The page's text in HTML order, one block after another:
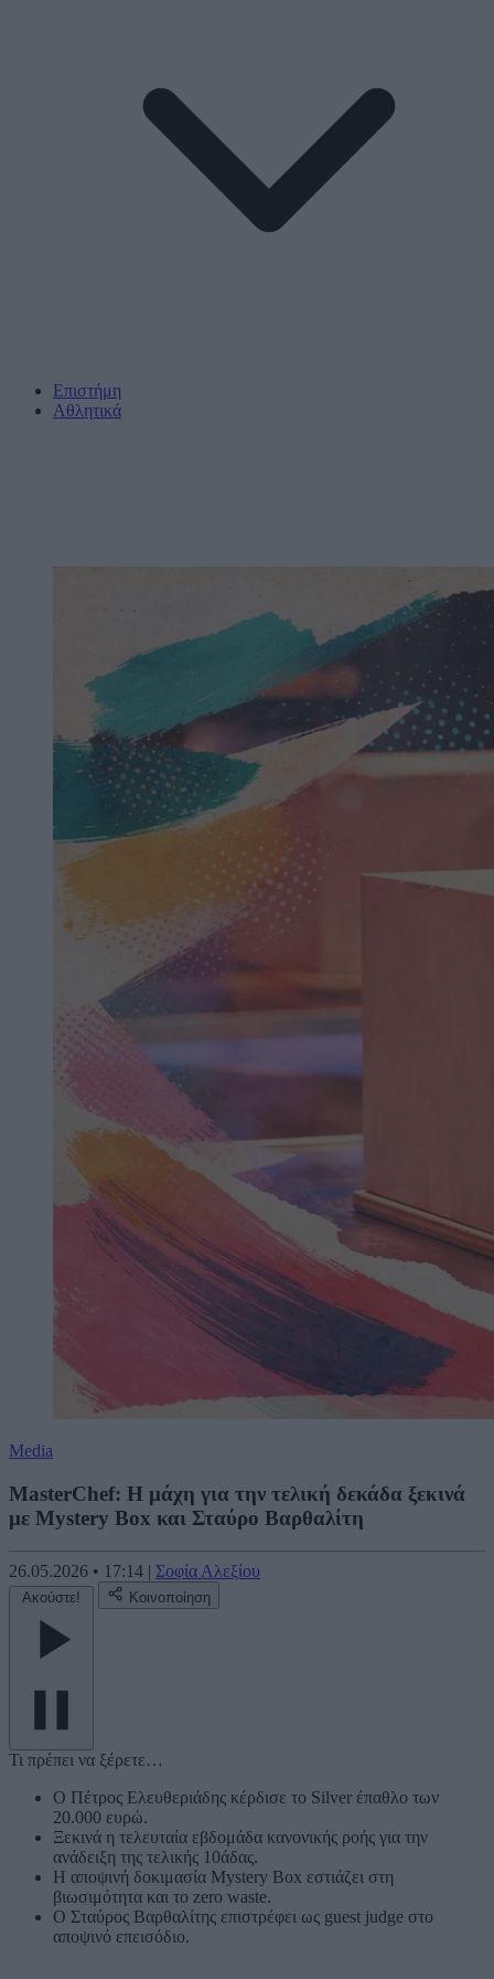
Επιστήμη
Αθλητικά
Media
MasterChef: Η μάχη για την τελική δεκάδα ξεκινά
με Mystery Box και Σταύρο Βαρθαλίτη
26.05.2026 • 17:14 | Σοφία Αλεξίου
Ακούστε! Κοινοποίηση
Τι πρέπει να ξέρετε…
Ο Πέτρος Ελευθεριάδης κέρδισε το Silver έπαθλο των
20.000 ευρώ.
Ξεκινά η τελευταία εβδομάδα κανονικής ροής για την
ανάδειξη της τελικής 10άδας.
Η αποψινή δοκιμασία Mystery Box εστιάζει στη
βιωσιμότητα και το zero waste.
Ο Σταύρος Βαρθαλίτης επιστρέφει ως guest judge στο
αποψινό επεισόδιο.